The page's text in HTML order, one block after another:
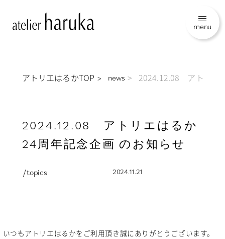
menu
アトリエはるかTOP news 2024.12.08 アトリエ
2024.12.08 アトリエはるか
24周年記念企画 のお知らせ
/ topics 2024.11.21
いつもアトリエはるかをご利用頂き誠にありがとうございます。